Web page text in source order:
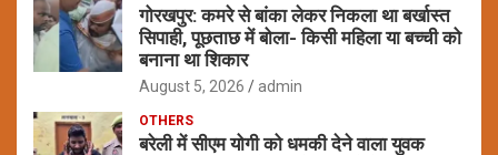
गोरखपुर: कमरे से बांका लेकर निकला था बर्खास्त
सिपाही, पूछताछ में बोला- किसी महिला या बच्ची को
बनाना था शिकार
August 5, 2026 admin
OTHERS
बरेली में सीएम योगी को धमकी देने वाला युवक